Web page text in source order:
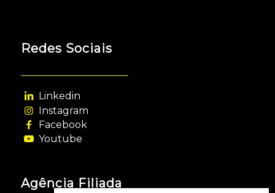
Redes Sociais
Linkedin
Instagram
Facebook
Youtube
Agência Filiada